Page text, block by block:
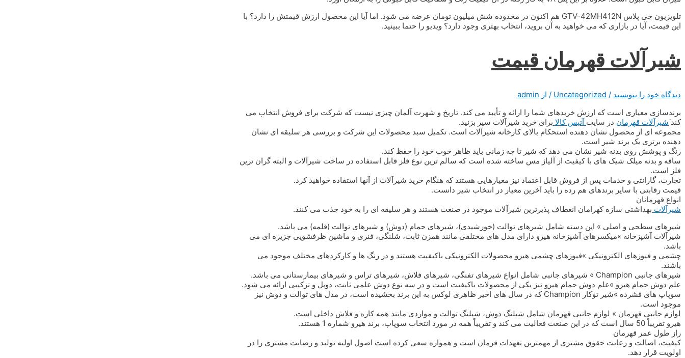
تلویزیون جی پلاس GTV-42MH412N هم اکنون در محدوده شش میلیون تومان عرضه می شود. اما آیا این محصول ارزش قیمتش را دارد؟ با
این قیمت، آیا در بازاری که می خواهید به آن بروید، انتخاب بهتری وجود دارد؟ ویدیو را حتما ببینید.
شیرآلات قهرمان قیمت
دیدگاه‌ خود را بنویسید /
Uncategorized / از admin
برندسازی معیاری است که ارزش خریدهای شما را ارائه و تأیید می کند. تاریخ و شهرت آلمان چیزی نیست که شرکت برای فروش انتخاب می
کند َشیرآلات قهرمان در سایت آتیس کالا برای خرید شیرآلات سیر بزنید.
مجموعه ای از محصول نشان دهنده استحکام بالای کارخانه شیرآلات است. تکمیل سبد محصولات این شرکت و بررسی هر سلیقه ای نشان
دهنده برتری یک برند شیر است.
رنگ و پوشش روی بدنه شیر نشان می دهد که شیر تا چه زمانی باید ظاهر خوب خود را حفظ کند.
ساقه و بدنه میلک شیک های با کیفیت از آلیاژ مس ساخته شده است که سالم ترین نوع فلز قابل استفاده در ساخت شیرآلات و البته گران ترین
فلز است.
تجارت، گارانتی و خدمات پس از فروش قابل اعتماد نیز معیارهایی هستند که هنگام خرید شیرآلات از آنها استفاده خواهید کرد.
قیمت رقابتی با سایر برندهای هم رده را باید آخرین معیار در انتخاب شیر دانست.
انواع قهرمانان
شیرآلات بهداشتی سازه کهرامان انعطاف پذیرترین شیرآلات موجود در صنعت هستند و هر سلیقه ای را به خود جذب می کنند.
شیرهای سطحی و اصلی » این دسته شامل شیرهای توالت (خورشیدی)، شیرهای حمام (دوش) و شیرهای توالت (قلمه) می باشد.
شیرآلات آشپزخانه »میکسرهای آشپزخانه هیرو دارای مدل های مختلفی مانند همزن ثابت، شلنگی، فنری و ماشین ظرفشویی جزیره ای می
باشد.
چشمی و فیوزهای الکترونیکی »فیوزهای چشمی هیرو محصولات الکترونیکی باکیفیت هستند و در رنگ ها و کارکردهای مختلف موجود می
باشند.
شیرهای جانبی Champion » شیرهای جانبی شامل انواع شیرهای تفنگی، شیرهای فلاش، شیرهای تراس و شیرهای بیمارستانی می باشد.
علم دوش حمام هیرو »علم دوش حمام هیرو نیز یکی از محصولات باکیفیت است و در سه نوع دوش علمی ثابت، دوبل و ترکیبی ارائه می شود.
سوپاپ های فشرده »شیر توکار Champion که در سال های اخیر ظاهری لوکس به این برند بخشیده است، در مدل های توالت و دوش نیز
موجود است.
لوازم جانبی قهرمان » لوازم جانبی قهرمان شامل شیلنگ دوش، شیلنگ توالت و مواردی مانند همه کاره و فلاش داخلی است.
هیرو تقریباً 50 سال است که در این صنعت فعالیت می کند و تقریباً همه در مورد انتخاب سوپاپ، برند هیرو شماره 1 هستند.
راز طول عمر قهرمان
کیفیت، اصالت و رعایت حقوق مشتری از مهمترین تعهدات قرمان است و همواره سعی کرده است اصول اولیه تولید و رضایت مشتری را در
اولویت قرار دهد.